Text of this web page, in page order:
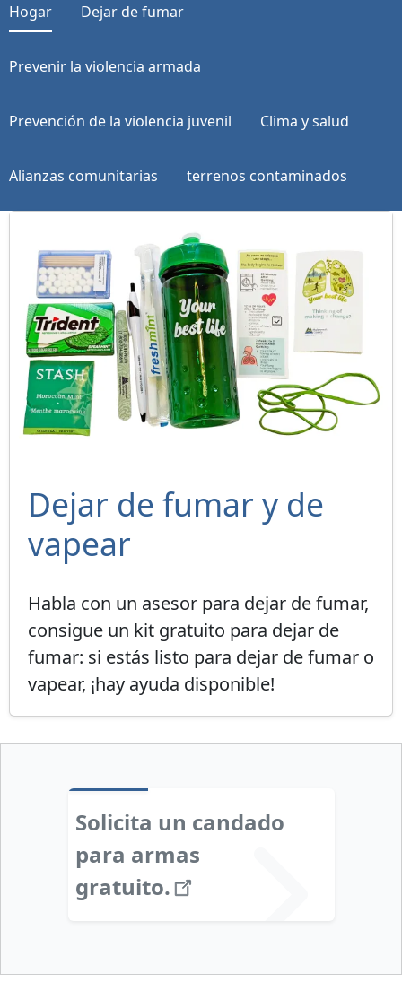
Hogar Dejar de fumar
Prevenir la violencia armada
Prevención de la violencia juvenil Clima y salud
Alianzas comunitarias terrenos contaminados
Dejar de fumar y de
vapear
Habla con un asesor para dejar de fumar,
consigue un kit gratuito para dejar de
fumar: si estás listo para dejar de fumar o
vapear, ¡hay ayuda disponible!
Solicita un candado
para armas
gratuito.